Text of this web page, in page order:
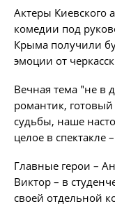
Актеры Киевского
комедии под
Крыма получили
эмоции от
Вечная тема "не в
романтик,
судьбы, наше
целое в спектакле
Главные герои –
Виктор – в
своей отдельной